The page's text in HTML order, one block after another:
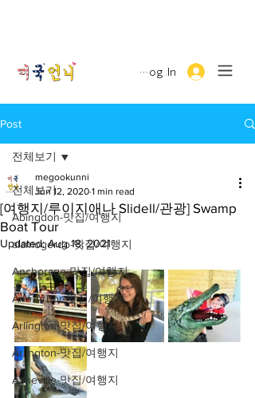
Log In
Post
전체보기
Abingdon-맛집/여행지
alamogordo-맛집/여행지
Anchorage-맛집/여행지
Ann Arbor-맛집/여행지
Arlington-맛집/여행지
Arlington-맛집/여행지
Asheville-맛집/여행지
전체보기
[여행지/루이지애나 Slidell/관광] Swamp
Boat Tour
megookunni
Jun 12, 2020 1 min read
Updated:Aug 18, 2021